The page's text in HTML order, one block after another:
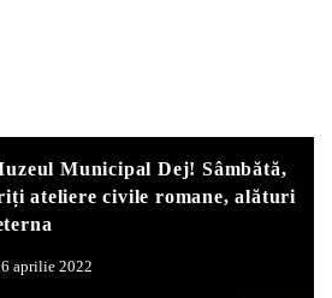
Municipal Dej! Sâmbătă,
ateliere civile romane, alături
6 aprilie 2022